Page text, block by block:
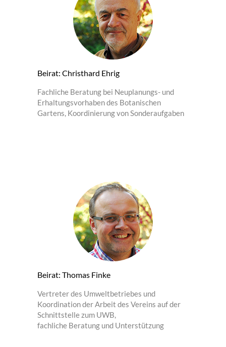
Beirat: Christhard Ehrig
Fachliche Beratung bei Neuplanungs- und
Erhaltungsvorhaben des Botanischen
Gartens, Koordinierung von Sonderaufgaben
Beirat: Thomas Finke
Vertreter des Umweltbetriebes und
Koordination der Arbeit des Vereins auf der
Schnittstelle zum UWB,
fachliche Beratung und Unterstützung